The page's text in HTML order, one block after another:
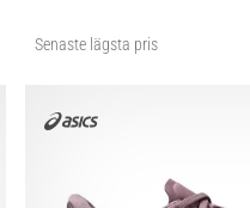
Senaste lägsta pris
36 37 37½ 38 39 39½ 40